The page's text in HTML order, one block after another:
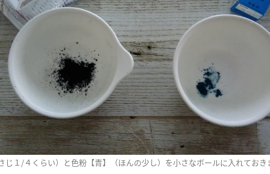
じ１/４くらい）と色粉【青】（ほんの少し）を小さなボールに入れておき